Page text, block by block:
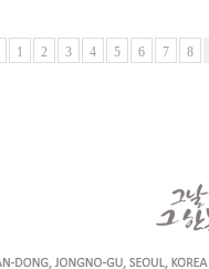
1 2 3 4 5 6 7 8